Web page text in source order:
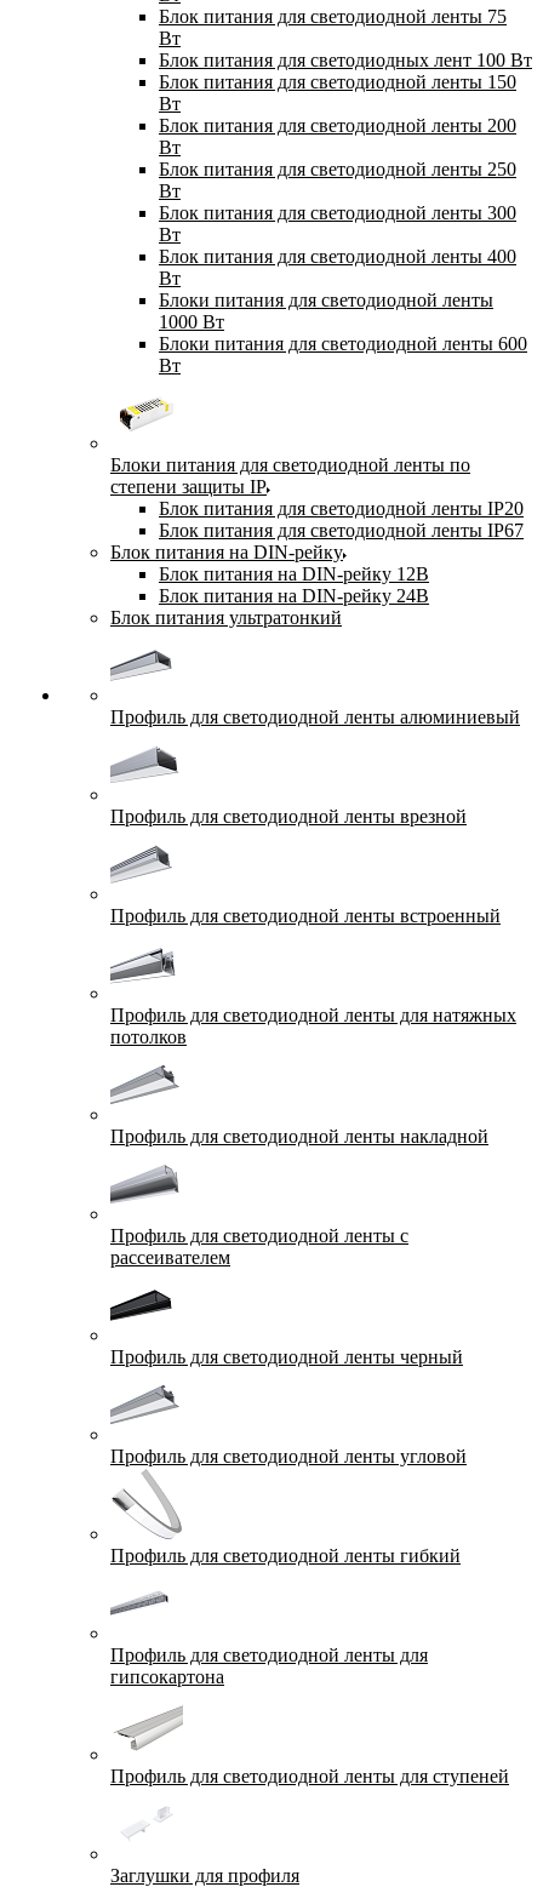
Блок питания для светодиодной ленты 75
Вт
Блок питания для светодиодных лент 100 Вт
Блок питания для светодиодной ленты 150
Вт
Блок питания для светодиодной ленты 200
Вт
Блок питания для светодиодной ленты 250
Вт
Блок питания для светодиодной ленты 300
Вт
Блок питания для светодиодной ленты 400
Вт
Блоки питания для светодиодной ленты
1000 Вт
Блоки питания для светодиодной ленты 600
Вт
Блоки питания для светодиодной ленты по
степени защиты IP
Блок питания для светодиодной ленты IP20
Блок питания для светодиодной ленты IP67
Блок питания на DIN-рейку
Блок питания на DIN-рейку 12В
Блок питания на DIN-рейку 24В
Блок питания ультратонкий
Профиль для светодиодной ленты алюминиевый
Профиль для светодиодной ленты врезной
Профиль для светодиодной ленты встроенный
Профиль для светодиодной ленты для натяжных
потолков
Профиль для светодиодной ленты накладной
Профиль для светодиодной ленты с
рассеивателем
Профиль для светодиодной ленты черный
Профиль для светодиодной ленты угловой
Профиль для светодиодной ленты гибкий
Профиль для светодиодной ленты для
гипсокартона
Профиль для светодиодной ленты для ступеней
Заглушки для профиля